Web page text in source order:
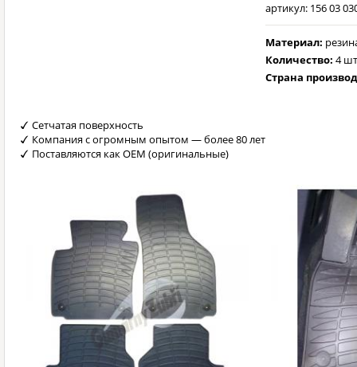
артикул: 156 03
Материал:
Количество:4
Страна
Сетчатая поверхность
Компания с огромным опытом — более 80 лет
Поставляются как OEM (оригинальные)